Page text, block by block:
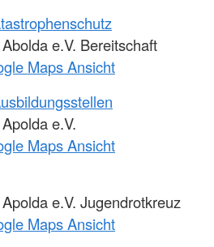
e.V. Bereitschaft
Maps Ansicht
e.V.
Maps Ansicht
e.V. Jugendrotkreuz
Maps Ansicht